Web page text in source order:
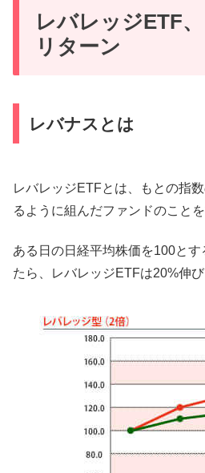
レバレッジETF
リターン
レバナスとは
レバレッジETFとは、もとの指
るように組んだファンドのことを
ある日の日経平均株価を100と
たら、レバレッジETFは20%伸